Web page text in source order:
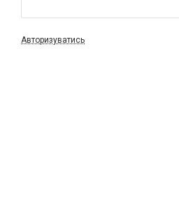
Авторизуватись